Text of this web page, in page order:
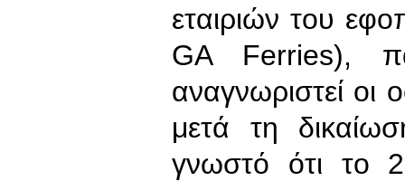
εταιριών του
GA Ferries),
αναγνωριστεί οι
μετά τη
γνωστό ότι το